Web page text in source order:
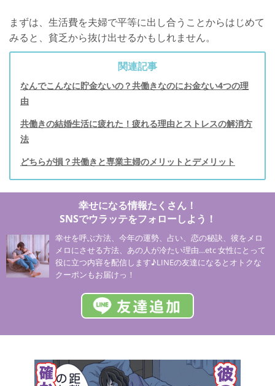
まずは、生活費を夫婦で平等に出し合うことからはじめて
みると、貧乏から抜け出せるかもしれません。
関連記事
なんでこんなに貯金ないの？共働きなのにお金ない4つの理
由
共働きの結婚生活に疲れた！疲れる理由とストレスの解消方
法
どちらが損？共働きと専業主婦のメリットとデメリット
幸せになる情報たくさん！
SNSでウラッテをフォローしよう！
幸せを呼ぶ方法、今年の運勢、占い、恋の秘訣、彼をメロ
メロにさせる方法、あの人が冷たい理由…etc 女性にとって
役に立つ内容を配信します♪LINEの友達になるとオトクな
クーポンもお届けっ！